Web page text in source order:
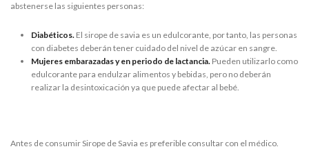
abstenerse las siguientes personas:
Diabéticos. El sirope de savia es un edulcorante, por tanto, las personas
con diabetes deberán tener cuidado del nivel de azúcar en sangre.
Mujeres embarazadas y en periodo de lactancia. Pueden utilizarlo como
edulcorante para endulzar alimentos y bebidas, pero no deberán
realizar la desintoxicación ya que puede afectar al bebé.
Antes de consumir Sirope de Savia es preferible consultar con el médico.